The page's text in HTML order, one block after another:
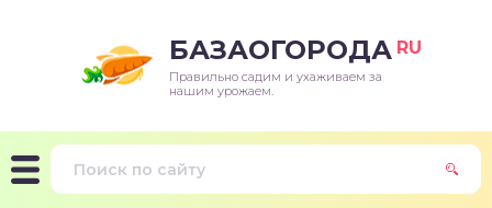
БАЗАОГОРОДА RU
Правильно садим и ухаживаем за
нашим урожаем.